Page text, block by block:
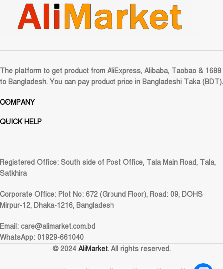
The platform to get product from AliExpress, Alibaba, Taobao & 1688
to Bangladesh. You can pay product price in Bangladeshi Taka (BDT).
COMPANY
QUICK HELP
Registered Office: South side of Post Office, Tala Main Road, Tala,
Satkhira
Corporate Office: Plot No: 672 (Ground Floor), Road: 09, DOHS
Mirpur-12, Dhaka-1216, Bangladesh
Email: care@alimarket.com.bd
WhatsApp: 01929-661040
© 2024 AliMarket. All rights reserved.